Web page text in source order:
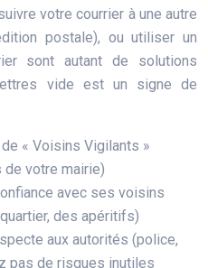
votre courrier à une autre
postale), ou utiliser un
sont autant de solutions
vide est un signe de
« Voisins Vigilants »
votre mairie)
avec ses voisins
des apéritifs)
aux autorités (police,
pas de risques inutiles